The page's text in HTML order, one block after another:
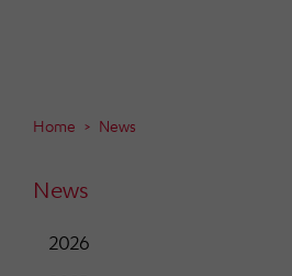
Home News
News
2026